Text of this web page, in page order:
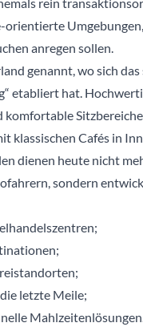
orientierte
anregen sollen.
genannt, wo sich
etabliert hat.
komfortable
klassischen Cafés in
dienen heute nicht
sondern
letzte Meile;
Mahlzeitenlösungen.